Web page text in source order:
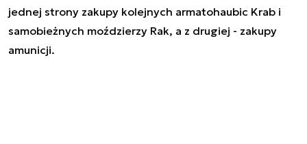
jednej strony zakupy kolejnych armatohaubic Krab i
samobieżnych moździerzy Rak, a z drugiej - zakupy
amunicji.